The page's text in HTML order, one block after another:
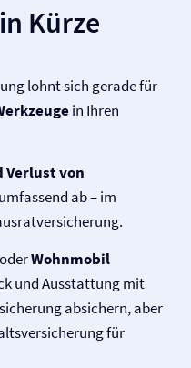
Kürze
lohnt sich gerade für
in Ihren
Verlust von
umfassend ab – im
Wohnmobil
und Ausstattung mit
absichern, aber
für